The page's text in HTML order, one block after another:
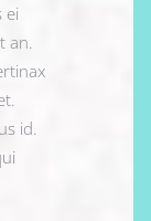
ei
an.
id.